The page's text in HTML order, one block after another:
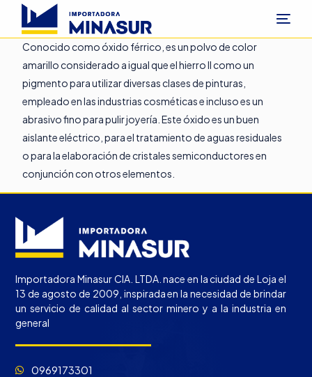
Conocido como óxido férrico, es un polvo de color
amarillo considerado a igual que el hierro II como un
pigmento para utilizar diversas clases de pinturas,
empleado en las industrias cosméticas e incluso es un
abrasivo fino para pulir joyería. Este óxido es un buen
aislante eléctrico, para el tratamiento de aguas residuales
o para la elaboración de cristales semiconductores en
conjunción con otros elementos.
Importadora Minasur CIA. LTDA. nace en la ciudad de Loja el
13 de agosto de 2009, inspirada en la necesidad de brindar
un servicio de calidad al sector minero y a la industria en
general
0969173301